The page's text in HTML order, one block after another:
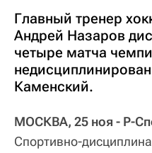
Главный тренер
Андрей Назаров
четыре матча
Каменский.
МОСКВА, 25 ноя - Р-
Спортивно-